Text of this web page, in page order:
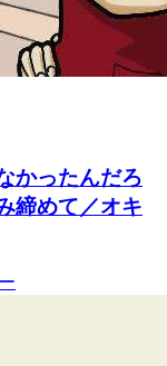
かったんだろ
締めて／オキ